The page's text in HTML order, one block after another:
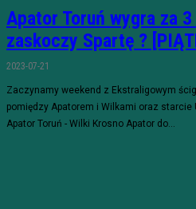
Apator Toruń wygra za
zaskoczy Spartę ?
2023-07-21
Zaczynamy weekend z Ekstraligowym
pomiędzy Apatorem i Wilkami oraz starcie
Apator Toruń - Wilki Krosno Apator do...